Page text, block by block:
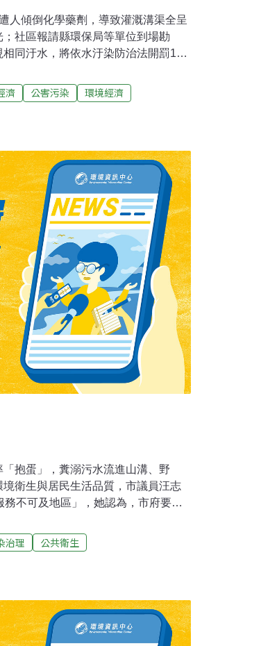
人傾倒化學藥劑，導致灌溉溝渠全呈
社區報請縣環保局等單位到場勘
同汙水，將依水汙染防治法開罰1至
，估計遭汙染的溝渠至少綿延2、3
因連日下雨影響，農民皆未引水灌
水的紡織廠在五月時也遭稽查隊發
蹤，未料這次又疑將無處理的汙水
濟 公害污染
環境經濟
抱蛋」，糞溺污水流進山溝、野
衛生與居民生活品質，市議員汪志
不可及地區」，她認為，市府要花
針對陽明山、貓空等地或戶數不
委外規劃，最遲2年後動工。汪志冰
污水，文化大學、店家、宿舍、一
，糞污水直接排進側溝，「噁心到
治理
公共衛生